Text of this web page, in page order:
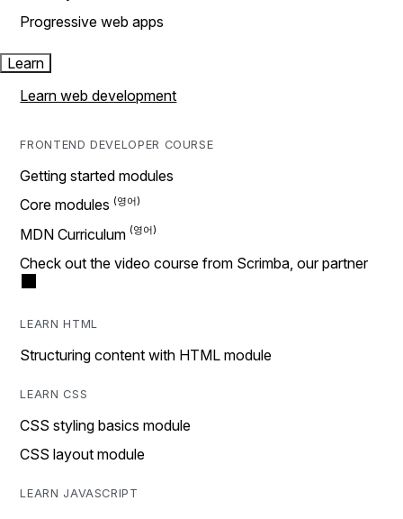
Progressive web apps
Learn
Learn web development
FRONTEND DEVELOPER COURSE
Getting started modules
Core modules
MDN Curriculum
Check out the video course from Scrimba, our partner
LEARN HTML
Structuring content with HTML module
LEARN CSS
CSS styling basics module
CSS layout module
LEARN JAVASCRIPT